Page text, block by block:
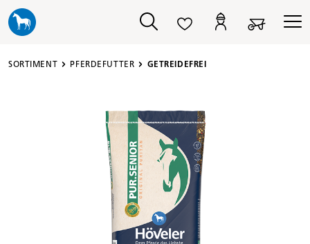
springen
SORTIMENT PFERDEFUTTER GETREIDEFREI